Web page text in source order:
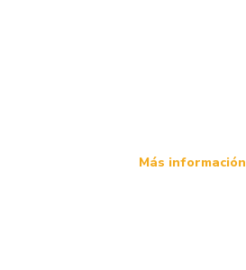
Más información